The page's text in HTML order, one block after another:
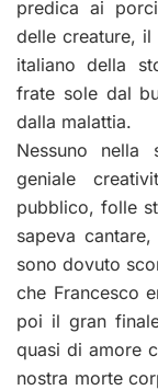
predica ai
delle creature,
italiano della
frate sole dal
dalla malattia.
Nessuno
geniale
pubblico, folle
sapeva
sono dovuto
che Francesco
poi il gran
quasi di amore
nostra morte